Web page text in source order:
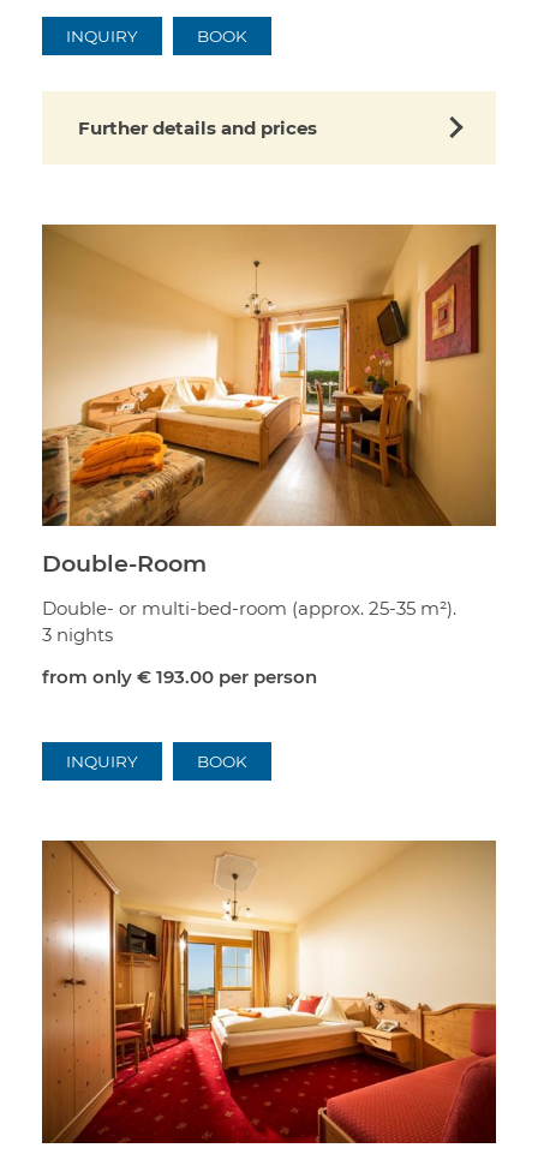
INQUIRY BOOK
Further details and prices
Double-Room
Double- or multi-bed-room (approx. 25-35 m²).
3 nights
from only € 193.00 per person
INQUIRY BOOK